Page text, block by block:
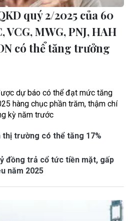
quý 2/2025 của 60
MWG, PNJ, HAH
có thể tăng trưởng
dự báo có thể đạt mức tăng
hàng chục phần trăm, thậm chí
kỳ năm trước
thị trường có thể tăng 17%
đồng trả cổ tức tiền mặt, gấp
năm 2025